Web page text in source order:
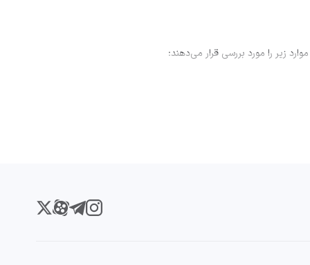
زیر را مورد بررسی قرار می‌دهند: